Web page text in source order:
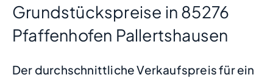
Grundstückspreise in 85276
Pfaffenhofen Pallertshausen
Der durchschnittliche Verkaufspreis für ein